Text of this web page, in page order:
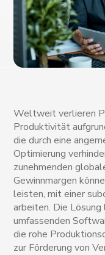
Weltweit verlieren
Produktivität
die durch eine
Optimierung
zunehmenden
Gewinnmargen
leisten, mit einer
arbeiten. Die
umfassenden
die rohe
zur Förderung von